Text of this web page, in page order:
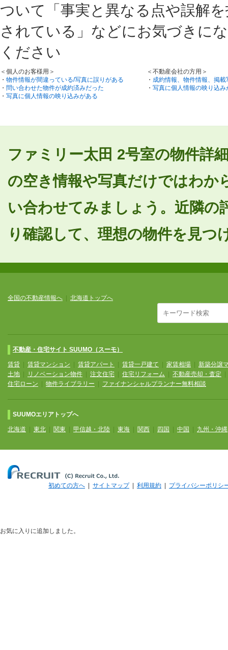
ついて「事実と異なる点や誤解
されている」などにお気づきに
ください
＜個人のお客様用＞
・ 物件情報が間違っている/写真に誤りがある
・ 問い合わせた物件が成約済みだった
・ 写真に個人情報の映り込みがある
＜不動産会社の方用＞
・ 成約情報、物件情報、掲
・ 写真に個人情報の映り込み
ファミリー太田 2号室の物件詳
の空き情報や写真だけではわか
い合わせてみましょう。近隣の
り確認して、理想の物件を見つ
全国の不動産情報へ 北海道トップへ
不動産・住宅サイト SUUMO（スーモ）
賃貸 賃貸マンション 賃貸アパート 賃貸一戸建て 家賃相場
新築分譲
土地
リノベーション物件 注文住宅 住宅リフォーム 不動産売却・査定
住宅ローン
物件ライブラリー ファイナンシャルプランナー無料相談
SUUMOエリアトップへ
北海道 東北 関東 甲信越・北陸 東海 関西 四国 中国 九州・沖縄
初めての方へ サイトマップ| 利用規約 プライバシーポリシ
お気に入りに追加しました。